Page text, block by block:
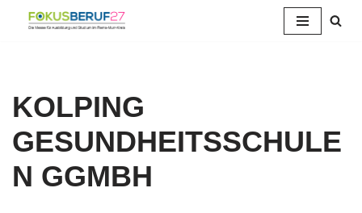
KOLPING
GESUNDHEITSSCHULE
N GGMBH